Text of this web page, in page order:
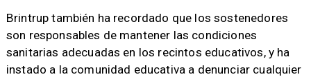
Brintrup también ha recordado que los sostenedores
son responsables de mantener las condiciones
sanitarias adecuadas en los recintos educativos, y ha
instado a la comunidad educativa a denunciar cualquier